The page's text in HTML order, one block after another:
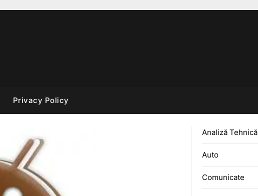
Privacy Policy
Analiză Tehnică
Auto
Comunicate